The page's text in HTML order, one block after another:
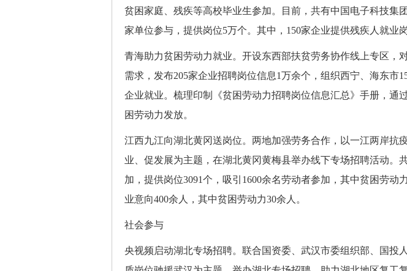
贫困家庭、残疾等高校毕业生参加。目前，共有中国电子科技集
家单位参与，提供岗位5万个。其中，150家企业提供残疾人就业岗
青海助力贫困劳动力就业。开设东西部扶贫劳务协作线上专区，
需求，发布205家企业招聘岗位信息1万余个，组织西宁、海东市
企业就业。梳理印制《贫困劳动力招聘岗位信息汇总》手册，通
困劳动力发放。
江西九江向湖北黄冈送岗位。两地加强劳务合作，以一江两岸抗
业、促发展为主题，在湖北黄冈黄梅县举办线下专场招聘活动。
加，提供岗位3091个，吸引1600余名劳动者参加，其中贫困劳动
业意向400余人，其中贫困劳动力30余人。
社会参与
央视频启动湖北专场招聘。联合国资委、武汉市委组织部、国投